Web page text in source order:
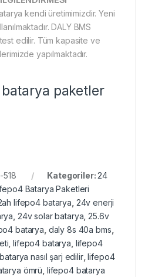
kendi üretimimizdir. Yeni
DALY BMS
edilir. Tüm kapasite ve
yapılmaktadır.
paketler
Kategoriler:24
Batarya Paketleri
lifepo4 batarya 24v enerji
24v solar batarya ,25.6v
batarya daly 8s 40a bms
,lifepo4 batarya lifepo4
nasıl şarj edilir,lifepo4
ömrü lifepo4 batarya